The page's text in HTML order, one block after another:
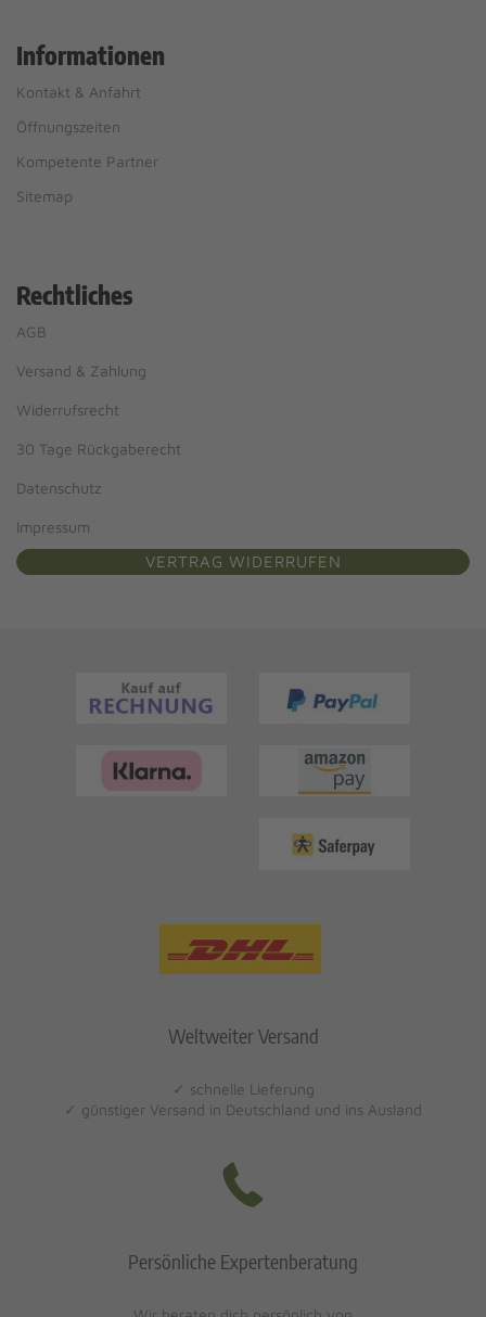
Informationen
Kontakt & Anfahrt
Öffnungszeiten
Kompetente Partner
Sitemap
Rechtliches
AGB
Versand & Zahlung
Widerrufsrecht
30 Tage Rückgaberecht
Datenschutz
Impressum
VERTRAG WIDERRUFEN
Weltweiter Versand
✓ schnelle Lieferung
✓ günstiger Versand in Deutschland und ins Ausland
Persönliche Expertenberatung